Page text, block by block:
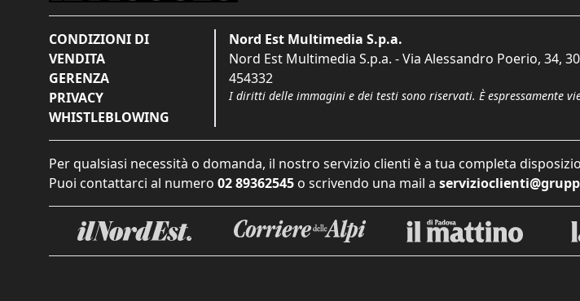
CONDIZIONI DI
VENDITA
GERENZA
PRIVACY
WHISTLEBLOWING
Nord Est Multimedia S.p.a.
Nord Est Multimedia S.p.a. - Via Alessandro Poerio, 34,
454332
I diritti delle immagini e dei testi sono riservati. È espressamente
Per qualsiasi necessità o domanda, il nostro servizio clienti è a tua completa
Puoi contattarci al numero 02 89362545 o scrivendo una mail a